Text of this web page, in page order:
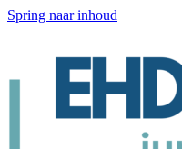
Spring naar inhoud